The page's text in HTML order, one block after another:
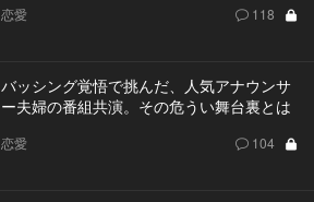
恋愛 118
バッシング覚悟で挑んだ、人気アナウンサ
ー夫婦の番組共演。その危うい舞台裏とは
恋愛 104